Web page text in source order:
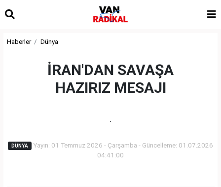
Haberler Dünya
İRAN'DAN SAVAŞA
HAZIRIZ MESAJI
.
DÜNYA Yayın: 01 Temmuz 2026 - Çarşamba - Güncelleme: 01.07.2026
04:41:00